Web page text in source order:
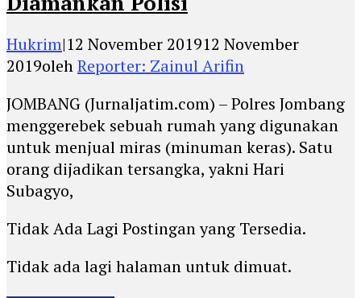
Hukrim|12 November 201912 November
2019olehReporter: Zainul Arifin
JOMBANG (Jurnaljatim.com) – Polres Jombang
menggerebek sebuah rumah yang digunakan
untuk menjual miras (minuman keras). Satu
orang dijadikan tersangka, yakni Hari
Subagyo,
Tidak Ada Lagi Postingan yang Tersedia.
Tidak ada lagi halaman untuk dimuat.